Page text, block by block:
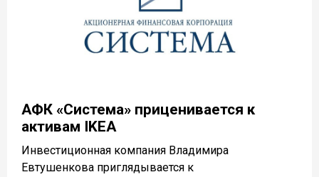
АФК «Система» приценивается к
активам IKEA
Инвестиционная компания Владимира
Евтушенкова приглядывается к